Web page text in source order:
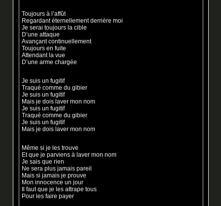
Toujours à l’affût
Regardant éternellement derrière moi
Je serai toujours la cible
D’une attaque
Avançant continuellement
Toujours en fuite
Attendant la vue
D’une arme chargée
Je suis un fugitif
Traqué comme du gibier
Je suis un fugitif
Mais je dois laver mon nom
Je suis un fugitif
Traqué comme du gibier
Je suis un fugitif
Mais je dois laver mon nom
Même si je les trouve
Et que je parviens à laver mon nom
Je sais que rien
Ne sera plus jamais pareil
Mais si jamais je prouve
Mon innocence un jour
Il faut que je les attrape tous
Pour les faire payer